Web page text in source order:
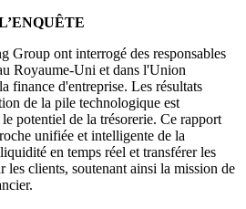
Group ont interrogé des responsables
Royaume-Uni et dans l'Union
finance d'entreprise. Les résultats
de la pile technologique est
potentiel de la trésorerie. Ce rapport
unifiée et intelligente de la
en temps réel et transférer les
les clients, soutenant ainsi la mission de